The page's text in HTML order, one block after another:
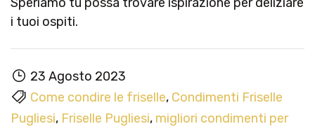
i tuoi ospiti.
23 Agosto 2023
Come condire le friselle, Condimenti Friselle
Pugliesi, Friselle Pugliesi, migliori condimenti per